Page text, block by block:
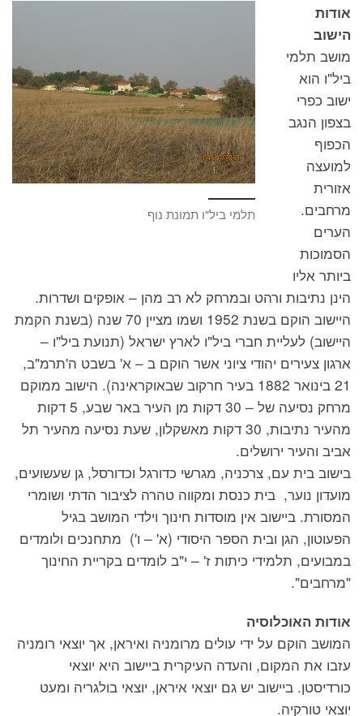
תלמי ביל"ו תמונת נוף
אודות
הישוב
מושב תלמי
ביל"ו הוא
ישוב כפרי
בצפון הנגב
הכפוף
למועצה
אזורית
מרחבים.
הערים
הסמוכות
ביותר אליו
הינן נתיבות ורהט ובמרחק לא רב מהן – אופקים ושדרות.
היישוב הוקם בשנת 1952 ושמו מציין 70 שנה (בשנת הקמת
היישוב) לעליית חברי ביל"ו לארץ ישראל‏ (תנועת ביל"ו –
ארגון צעירים יהודי ציוני אשר הוקם ב – א' בשבט ה'תרמ"ב,
21 בינואר 1882 בעיר חרקוב שבאוקראינה). הישוב ממוקם
מרחק נסיעה של – 30 דקות מן העיר באר שבע, 5 דקות
מהעיר נתיבות, 30 דקות מאשקלון, שעת נסיעה מהעיר תל
אביב והעיר ירושלים.
בישוב בית עם, צרכניה, מגרשי כדורגל וכדורסל, גן שעשועים,
מועדון נוער, בית כנסת ומקווה טהרה לציבור הדתי ושומרי
המסורת. ביישוב אין מוסדות חינוך וילדי המושב בגיל
הפעוטון, הגן ובית הספר היסודי (א' – ו') מתחנכים ולומדים
במבועים, תלמידי כיתות ז' – י"ב לומדים בקריית החינוך
"מרחבים".
אודות האוכלוסיה
המושב הוקם על ידי עולים מרומניה ואיראן, אך יוצאי רומניה
עזבו את המקום, והעדה העיקרית ביישוב היא יוצאי
כורדיסטן. ביישוב יש גם יוצאי איראן, יוצאי בולגריה ומעט
יוצאי טורקיה.